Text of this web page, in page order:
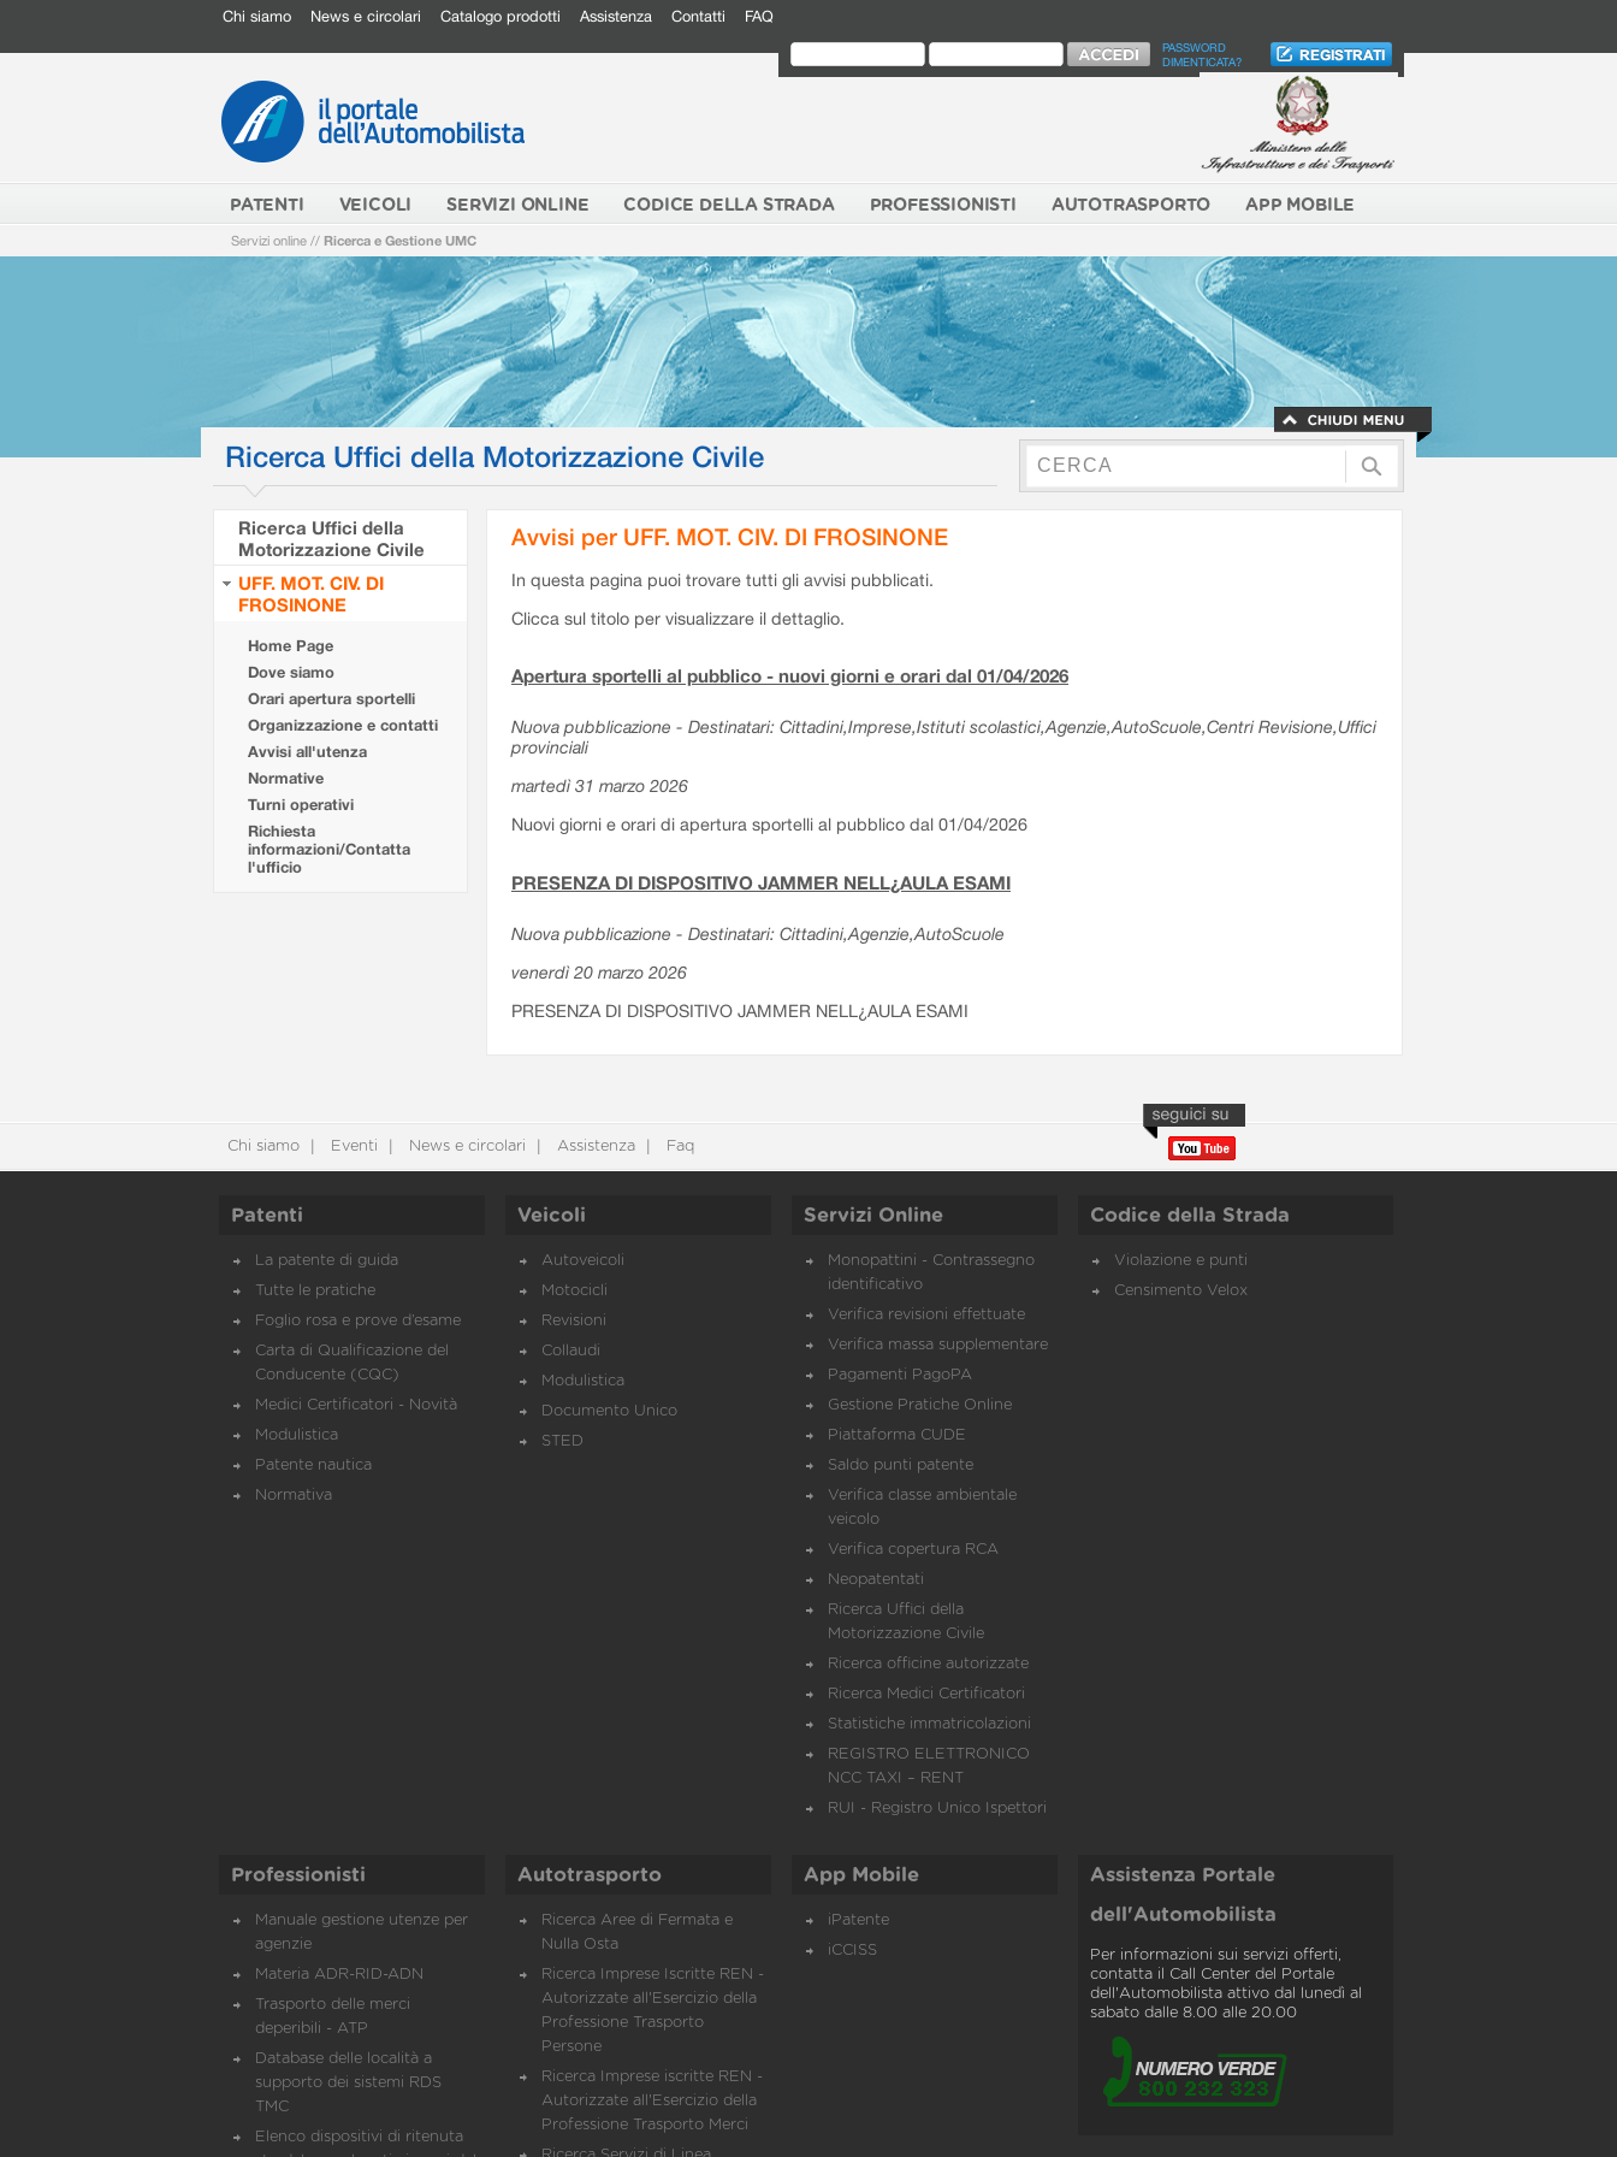
Chi siamo News e circolari Catalogo prodotti Assistenza Contatti FAQ
PASSWORD
DIMENTICATA?
PATENTI VEICOLI SERVIZI ONLINE CODICE DELLA STRADA PROFESSIONISTI AUTOTRASPORTO APP MOBILE
Servizi online // Ricerca e Gestione UMC
Ricerca Uffici della Motorizzazione Civile
Ricerca Uffici della
Motorizzazione Civile
UFF. MOT. CIV. DI
FROSINONE
Home Page
Dove siamo
Orari apertura sportelli
Organizzazione e contatti
Avvisi all'utenza
Normative
Turni operativi
Richiesta
informazioni/Contatta
l'ufficio
Avvisi per UFF. MOT. CIV. DI FROSINONE
In questa pagina puoi trovare tutti gli avvisi pubblicati.
Clicca sul titolo per visualizzare il dettaglio.
Apertura sportelli al pubblico - nuovi giorni e orari dal 01/04/2026
Nuova pubblicazione - Destinatari: Cittadini,Imprese,Istituti scolastici,Agenzie,AutoScuole,Centri Revisione,Uffici
provinciali
martedì 31 marzo 2026
Nuovi giorni e orari di apertura sportelli al pubblico dal 01/04/2026
PRESENZA DI DISPOSITIVO JAMMER NELL¿AULA ESAMI
Nuova pubblicazione - Destinatari: Cittadini,Agenzie,AutoScuole
venerdì 20 marzo 2026
PRESENZA DI DISPOSITIVO JAMMER NELL¿AULA ESAMI
Chi siamo Eventi News e circolari Assistenza Faq
Patenti
La patente di guida
Tutte le pratiche
Foglio rosa e prove d’esame
Carta di Qualificazione del
Conducente (CQC)
Medici Certificatori - Novità
Modulistica
Patente nautica
Normativa
Veicoli
Autoveicoli
Motocicli
Revisioni
Collaudi
Modulistica
Documento Unico
STED
Servizi Online
Monopattini - Contrassegno
identificativo
Verifica revisioni effettuate
Verifica massa supplementare
Pagamenti PagoPA
Gestione Pratiche Online
Piattaforma CUDE
Saldo punti patente
Verifica classe ambientale
veicolo
Verifica copertura RCA
Neopatentati
Ricerca Uffici della
Motorizzazione Civile
Ricerca officine autorizzate
Ricerca Medici Certificatori
Statistiche immatricolazioni
REGISTRO ELETTRONICO
NCC TAXI – RENT
RUI - Registro Unico Ispettori
Codice della Strada
Violazione e punti
Censimento Velox
Professionisti
Manuale gestione utenze per
agenzie
Materia ADR-RID-ADN
Trasporto delle merci
deperibili - ATP
Database delle località a
supporto dei sistemi RDS
TMC
Elenco dispositivi di ritenuta
Autotrasporto
Ricerca Aree di Fermata e
Nulla Osta
Ricerca Imprese Iscritte REN -
Autorizzate all'Esercizio della
Professione Trasporto
Persone
Ricerca Imprese iscritte REN -
Autorizzate all'Esercizio della
Professione Trasporto Merci
App Mobile
iPatente
iCCISS
Assistenza Portale
dell'Automobilista
Per informazioni sui servizi offerti,
contatta il Call Center del Portale
dell'Automobilista attivo dal lunedì al
sabato dalle 8.00 alle 20.00